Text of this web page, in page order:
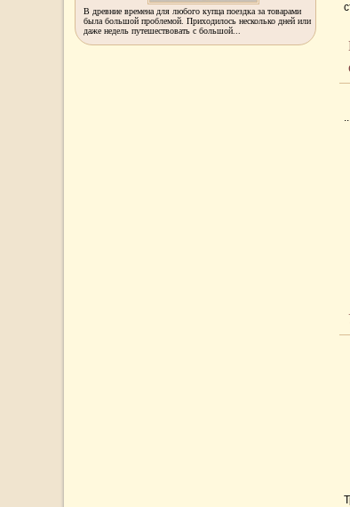
В древние времена для любого купца поездка за товарами
была большой проблемой. Приходилось несколько дней или
даже недель путешествовать с большой...